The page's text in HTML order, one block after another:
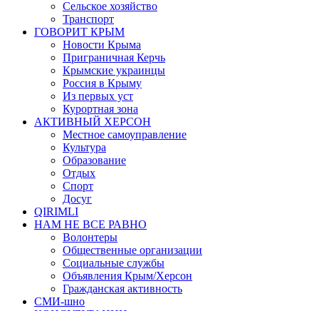
Сельское хозяйство
Транспорт
ГОВОРИТ КРЫМ
Новости Крыма
Приграничная Керчь
Крымские украинцы
Россия в Крыму
Из первых уст
Курортная зона
АКТИВНЫЙ ХЕРСОН
Местное самоуправление
Культура
Образование
Отдых
Спорт
Досуг
QIRIMLI
НАМ НЕ ВСЕ РАВНО
Волонтеры
Общественные организации
Социальные службы
Объявления Крым/Херсон
Гражданская активность
СМИ-шно